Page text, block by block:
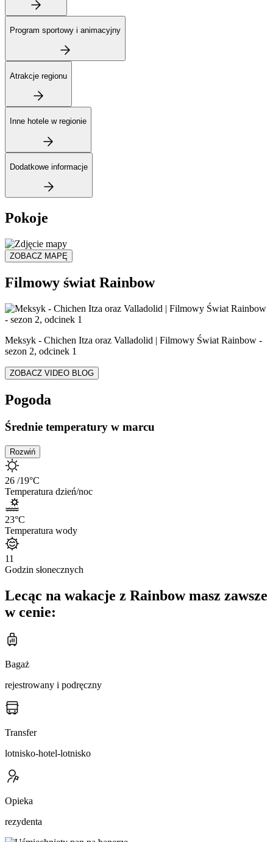
Program sportowy i animacyjny
Atrakcje regionu
Inne hotele w regionie
Dodatkowe informacje
Pokoje
ZOBACZ MAPĘ
Filmowy świat Rainbow
Meksyk - Chichen Itza oraz Valladolid | Filmowy Świat Rainbow -
sezon 2, odcinek 1
ZOBACZ VIDEO BLOG
Pogoda
Średnie temperatury w marcu
Rozwiń
26 /19°C
Temperatura dzień/noc
23°C
Temperatura wody
11
Godzin słonecznych
Lecąc na wakacje z Rainbow masz zawsze
w cenie:
Bagaż
rejestrowany i podręczny
Transfer
lotnisko-hotel-lotnisko
Opieka
rezydenta